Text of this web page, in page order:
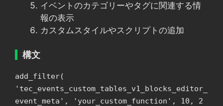
イベントのカテゴリーやタグに関連する情
報の表示
カスタムスタイルやスクリプトの追加
構文
add_filter(
'tec_events_custom_tables_v1_blocks_editor_
event_meta', 'your_custom_function', 10, 2